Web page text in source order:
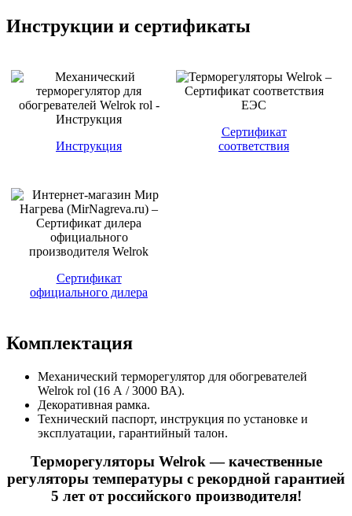
Инструкции и сертификаты
Инструкция
Сертификат
соответствия
Сертификат
официального дилера
Комплектация
Механический терморегулятор для обогревателей
Welrok rol (16 А / 3000 ВА).
Декоративная рамка.
Технический паспорт, инструкция по установке и
эксплуатации, гарантийный талон.
Терморегуляторы Welrok — качественные
регуляторы температуры с рекордной гарантией
5 лет от российского производителя!